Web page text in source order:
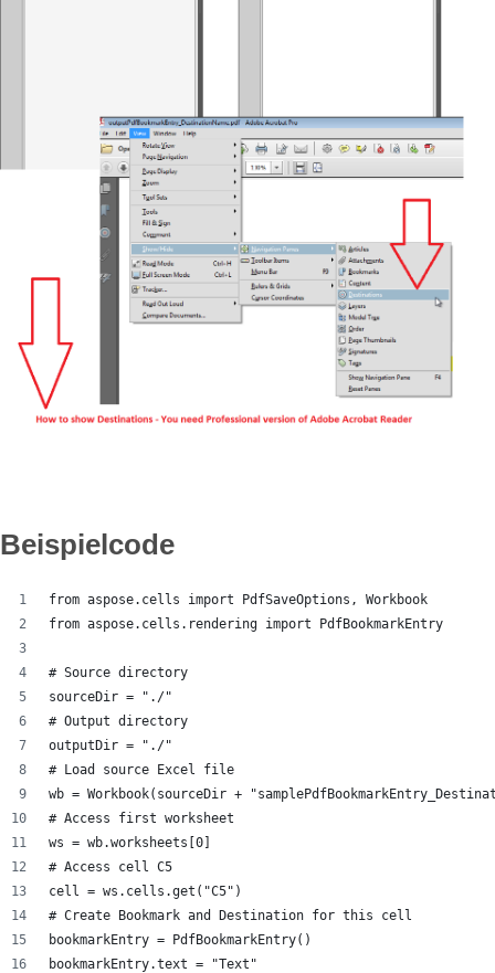
Beispielcode
from aspose.cells import PdfSaveOptions, Workbook
from aspose.cells.rendering import PdfBookmarkEntry
# Source directory
sourceDir = "./"
# Output directory
outputDir = "./"
# Load source Excel file
wb = Workbook(sourceDir +
# Access first worksheet
ws = wb.worksheets[0]
# Access cell C5
cell = ws.cells.get("C5")
# Create Bookmark and Destination for this cell
bookmarkEntry = PdfBookmarkEntry()
bookmarkEntry.text = "Text"